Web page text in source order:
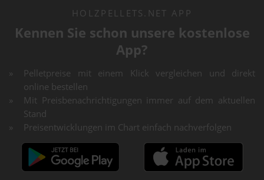
HOLZPELLETS.NET APP
Kennen Sie schon unsere kostenlose
App?
Pelletpreise mit einem Klick vergleichen und direkt
online bestellen
Mit Preisbenachrichtigungen immer auf dem aktuellen
Stand
Preisentwicklungen im Chart einfach nachverfolgen